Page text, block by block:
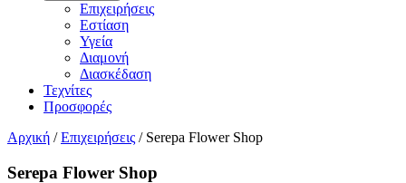
Επιχειρήσεις
Εστίαση
Υγεία
Διαμονή
Διασκέδαση
Τεχνίτες
Προσφορές
Αρχική / Επιχειρήσεις / Serepa Flower Shop
Serepa Flower Shop